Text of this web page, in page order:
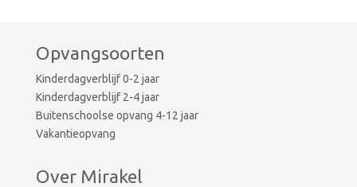
Opvangsoorten
Kinderdagverblijf 0-2 jaar
Kinderdagverblijf 2-4 jaar
Buitenschoolse opvang 4-12 jaar
Vakantieopvang
Over Mirakel